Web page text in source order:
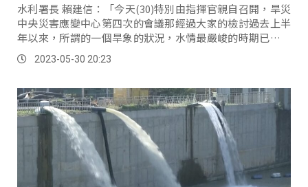
水利署長 賴建信：「今天(30)特別由指揮官親自召開，旱災
中央災害應變中心第四次的會議那經過大家的檢討過去上半
年以來，所謂的一個旱象的狀況，水情最嚴峻的時期已經度
過去了。
2023-05-30 20:23